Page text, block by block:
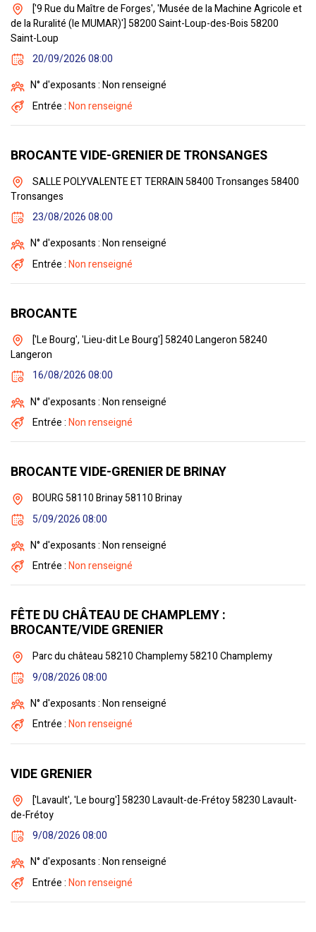
['9 Rue du Maître de Forges', 'Musée de la Machine Agricole et
de la Ruralité (le MUMAR)'] 58200 Saint-Loup-des-Bois 58200
Saint-Loup
20/09/2026 08:00
N° d'exposants : Non renseigné
Entrée :Non renseigné
BROCANTE VIDE-GRENIER DE TRONSANGES
SALLE POLYVALENTE ET TERRAIN 58400 Tronsanges 58400
Tronsanges
23/08/2026 08:00
N° d'exposants : Non renseigné
Entrée :Non renseigné
BROCANTE
['Le Bourg', 'Lieu-dit Le Bourg'] 58240 Langeron 58240
Langeron
16/08/2026 08:00
N° d'exposants : Non renseigné
Entrée :Non renseigné
BROCANTE VIDE-GRENIER DE BRINAY
BOURG 58110 Brinay 58110 Brinay
5/09/2026 08:00
N° d'exposants : Non renseigné
Entrée :Non renseigné
FÊTE DU CHÂTEAU DE CHAMPLEMY :
BROCANTE/VIDE GRENIER
Parc du château 58210 Champlemy 58210 Champlemy
9/08/2026 08:00
N° d'exposants : Non renseigné
Entrée :Non renseigné
VIDE GRENIER
['Lavault', 'Le bourg'] 58230 Lavault-de-Frétoy 58230 Lavault-
de-Frétoy
9/08/2026 08:00
N° d'exposants : Non renseigné
Entrée :Non renseigné